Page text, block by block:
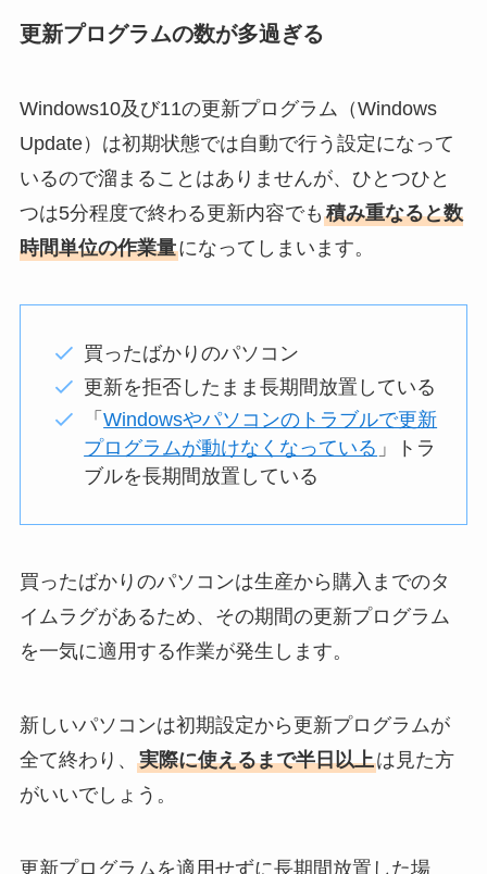
更新プログラムの数が多過ぎる
Windows10及び11の更新プログラム（Windows
Update）は初期状態では自動で行う設定になって
いるので溜まることはありませんが、ひとつひと
つは5分程度で終わる更新内容でも 積み重なると数
時間単位の作業量になってしまいます。
買ったばかりのパソコン
更新を拒否したまま長期間放置している
「Windowsやパソコンのトラブルで更新
プログラムが動けなくなっている 」トラ
ブルを長期間放置している
買ったばかりのパソコンは生産から購入までのタ
イムラグがあるため、その期間の更新プログラム
を一気に適用する作業が発生します。
新しいパソコンは初期設定から更新プログラムが
全て終わり、 実際に使えるまで半日以上は見た方
がいいでしょう。
更新プログラムを適用せずに長期間放置した場